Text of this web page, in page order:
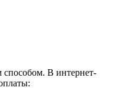
В интернет-